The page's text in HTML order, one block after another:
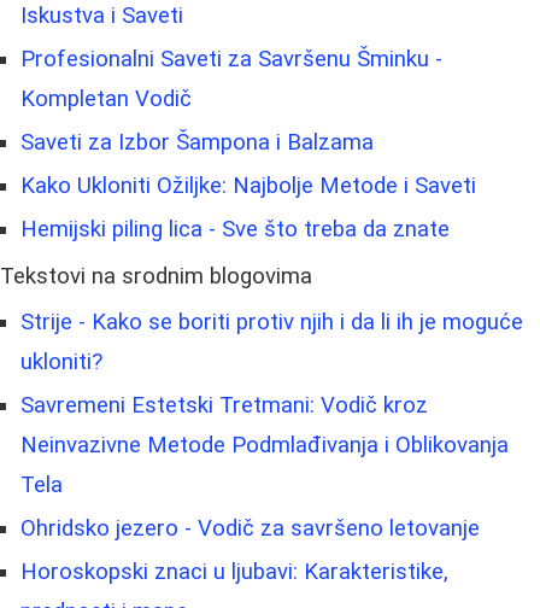
Iskustva i Saveti
Profesionalni Saveti za Savršenu Šminku -
Kompletan Vodič
Saveti za Izbor Šampona i Balzama
Kako Ukloniti Ožiljke: Najbolje Metode i Saveti
Hemijski piling lica - Sve što treba da znate
Tekstovi na srodnim blogovima
Strije - Kako se boriti protiv njih i da li ih je moguće
ukloniti?
Savremeni Estetski Tretmani: Vodič kroz
Neinvazivne Metode Podmlađivanja i Oblikovanja
Tela
Ohridsko jezero - Vodič za savršeno letovanje
Horoskopski znaci u ljubavi: Karakteristike,